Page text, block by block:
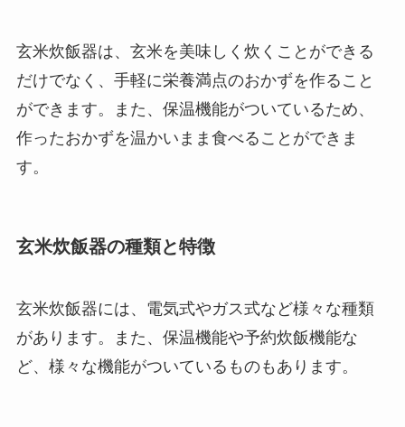
玄米炊飯器は、玄米を美味しく炊くことができる
だけでなく、手軽に栄養満点のおかずを作ること
ができます。また、保温機能がついているため、
作ったおかずを温かいまま食べることができま
す。
玄米炊飯器の種類と特徴
玄米炊飯器には、電気式やガス式など様々な種類
があります。また、保温機能や予約炊飯機能な
ど、様々な機能がついているものもあります。